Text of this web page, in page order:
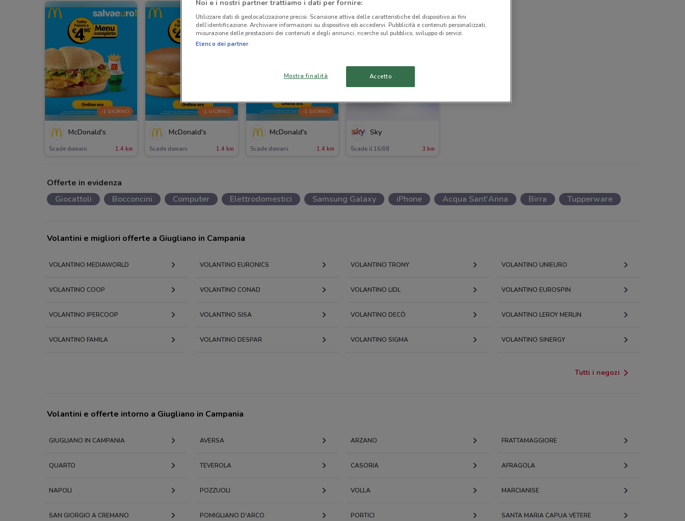
-1 GIORNO
McDonald's
Scade domani 1.4 km
-1 GIORNO
McDonald's
Scade domani 1.4 km
-1 GIORNO
McDonald's
Scade domani 1.4 km
Sky
Scade il 16/08 3 km
Offerte in evidenza
Giocattoli
Bocconcini Computer Elettrodomestici Samsung Galaxy iPhone Acqua Sant'Anna Birra Tupperware
Volantini e migliori offerte a Giugliano in Campania
VOLANTINO MEDIAWORLD VOLANTINO EURONICS VOLANTINO TRONY VOLANTINO UNIEURO
VOLANTINO COOP VOLANTINO CONAD VOLANTINO LIDL VOLANTINO EUROSPIN
VOLANTINO IPERCOOP VOLANTINO SISA VOLANTINO DECÒ VOLANTINO LEROY MERLIN
VOLANTINO FAMILA VOLANTINO DESPAR VOLANTINO SIGMA VOLANTINO SINERGY
Tutti i negozi
Volantini e offerte intorno a Giugliano in Campania
GIUGLIANO IN CAMPANIA AVERSA ARZANO FRATTAMAGGIORE
QUARTO TEVEROLA CASORIA AFRAGOLA
NAPOLI POZZUOLI VOLLA MARCIANISE
SAN GIORGIO A CREMANO POMIGLIANO D'ARCO PORTICI SANTA MARIA CAPUA VETERE
Noi e i nostri partner trattiamo i dati per fornire:
Utilizzare dati di geolocalizzazione precisi. Scansione attiva delle caratteristiche del dispositivo ai fini
dell’identificazione. Archiviare informazioni su dispositivo e/o accedervi. Pubblicità e contenuti personalizzati,
misurazione delle prestazioni dei contenuti e degli annunci, ricerche sul pubblico, sviluppo di servizi.
Elenco dei partner
Mostra finalità Accetto